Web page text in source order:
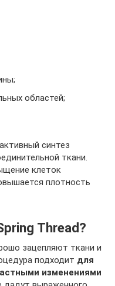
областей;
синтез
ткани.
клеток
плотность
Thread?
зацепляют ткани и
подходит для
изменениями